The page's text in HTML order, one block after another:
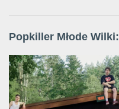
Popkiller Młode Wilki: